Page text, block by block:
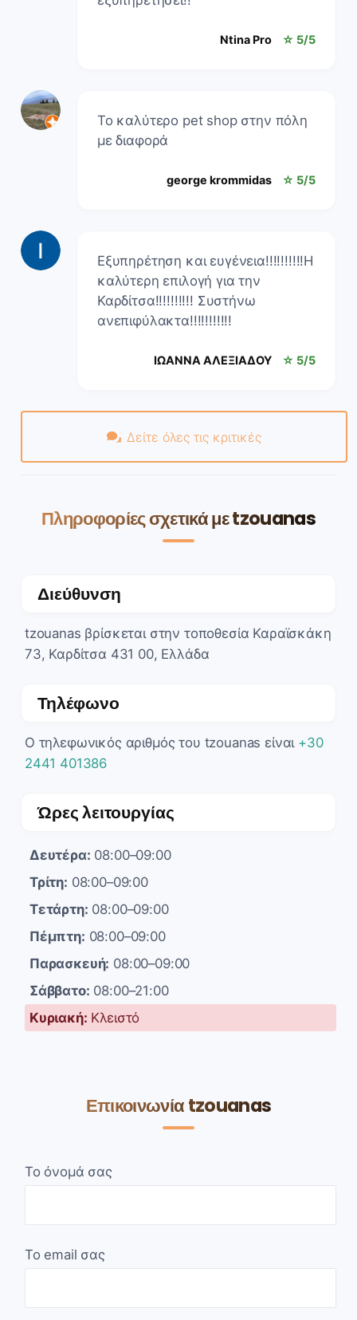
Ntina Pro ☆ 5/5
Το καλύτερο pet shop στην πόλη
με διαφορά
george krommidas ☆ 5/5
Εξυπηρέτηση και ευγένεια!!!!!!!!!!Η
καλύτερη επιλογή για την
Καρδίτσα!!!!!!!!!! Συστήνω
ανεπιφύλακτα!!!!!!!!!!!
ΙΩΑΝΝΑ ΑΛΕΞΙΑΔΟΥ ☆ 5/5
Δείτε όλες τις κριτικές
Πληροφορίες σχετικά με tzouanas
Διεύθυνση
tzouanas βρίσκεται στην τοποθεσία Καραϊσκάκη
73, Καρδίτσα 431 00, Ελλάδα
Τηλέφωνο
Ο τηλεφωνικός αριθμός του tzouanas είναι +30
2441 401386
Ώρες λειτουργίας
Δευτέρα: 08:00–09:00
Τρίτη: 08:00–09:00
Τετάρτη: 08:00–09:00
Πέμπτη: 08:00–09:00
Παρασκευή: 08:00–09:00
Σάββατο: 08:00–21:00
Κυριακή: Κλειστό
Επικοινωνία tzouanas
Το όνομά σας
Το email σας